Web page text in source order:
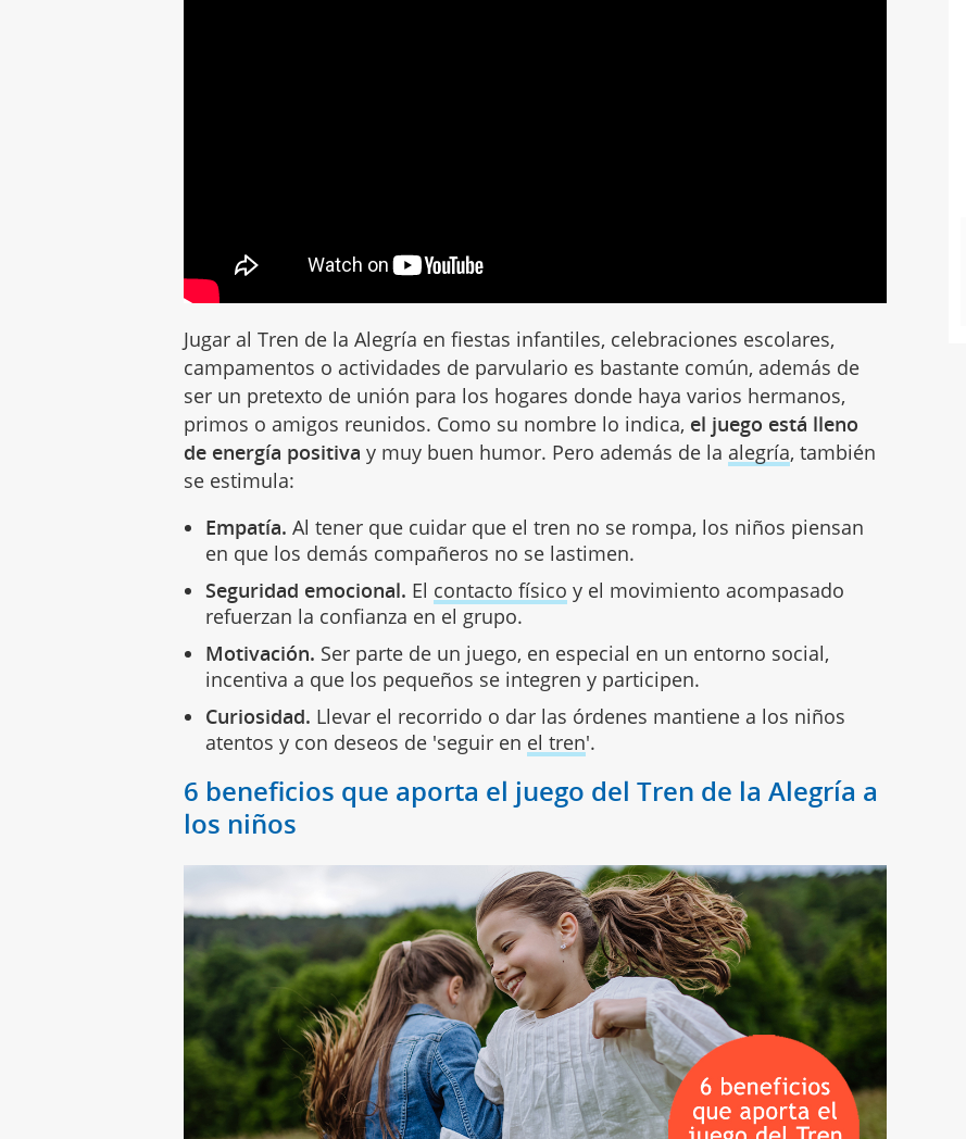
Jugar al Tren de la Alegría en fiestas infantiles, celebraciones escolares,
campamentos o actividades de parvulario es bastante común, además de
ser un pretexto de unión para los hogares donde haya varios hermanos,
primos o amigos reunidos. Como su nombre lo indica, el juego está lleno
de energía positiva y muy buen humor. Pero además de la alegría, también
se estimula:
Empatía. Al tener que cuidar que el tren no se rompa, los niños piensan
en que los demás compañeros no se lastimen.
Seguridad emocional. El contacto físico y el movimiento acompasado
refuerzan la confianza en el grupo.
Motivación. Ser parte de un juego, en especial en un entorno social,
incentiva a que los pequeños se integren y participen.
Curiosidad. Llevar el recorrido o dar las órdenes mantiene a los niños
atentos y con deseos de 'seguir en el tren'.
6 beneficios que aporta el juego del Tren de la Alegría a
los niños